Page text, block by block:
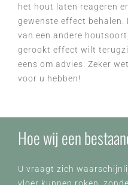
het hout laten reageren
gewenste effect behalen.
van een andere
gerookt effect wilt
eens om advies. Zeker
voor u hebben!
Hoe wij een
U vraagt zich
vloer kunnen roken,